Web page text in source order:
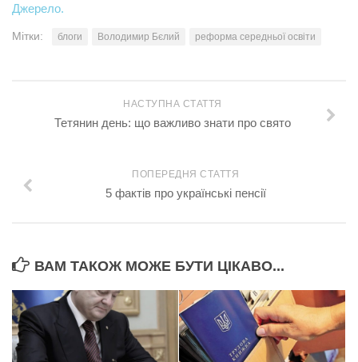
Джерело.
Мітки: блоги Володимир Бєлий реформа середньої освіти
НАСТУПНА СТАТТЯ
Тетянин день: що важливо знати про свято
ПОПЕРЕДНЯ СТАТТЯ
5 фактів про українські пенсії
ВАМ ТАКОЖ МОЖЕ БУТИ ЦІКАВО...